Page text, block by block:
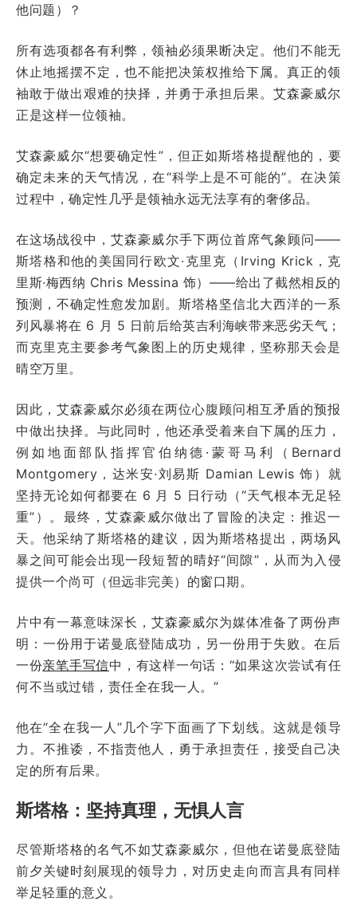
他问题）？
所有选项都各有利弊，领袖必须果断决定。他们不能无
休止地摇摆不定，也不能把决策权推给下属。真正的领
袖敢于做出艰难的抉择，并勇于承担后果。艾森豪威尔
正是这样一位领袖。
艾森豪威尔“想要确定性”，但正如斯塔格提醒他的，要
确定未来的天气情况，在“科学上是不可能的”。在决策
过程中，确定性几乎是领袖永远无法享有的奢侈品。
在这场战役中，艾森豪威尔手下两位首席气象顾问——
斯塔格和他的美国同行欧文·克里克（Irving Krick，克
里斯·梅西纳 Chris Messina 饰）——给出了截然相反的
预测，不确定性愈发加剧。斯塔格坚信北大西洋的一系
列风暴将在 6 月 5 日前后给英吉利海峡带来恶劣天气；
而克里克主要参考气象图上的历史规律，坚称那天会是
晴空万里。
因此，艾森豪威尔必须在两位心腹顾问相互矛盾的预报
中做出抉择。与此同时，他还承受着来自下属的压力，
例如地面部队指挥官伯纳德·蒙哥马利（Bernard
Montgomery，达米安·刘易斯 Damian Lewis 饰）就
坚持无论如何都要在 6 月 5 日行动（“天气根本无足轻
重”）。最终，艾森豪威尔做出了冒险的决定：推迟一
天。他采纳了斯塔格的建议，因为斯塔格提出，两场风
暴之间可能会出现一段短暂的晴好“间隙”，从而为入侵
提供一个尚可（但远非完美）的窗口期。
片中有一幕意味深长，艾森豪威尔为媒体准备了两份声
明：一份用于诺曼底登陆成功，另一份用于失败。在后
一份亲笔手写信中，有这样一句话：“如果这次尝试有任
何不当或过错，责任全在我一人。”
他在“全在我一人”几个字下面画了下划线。这就是领导
力。不推诿，不指责他人，勇于承担责任，接受自己决
定的所有后果。
斯塔格：坚持真理，无惧人言
尽管斯塔格的名气不如艾森豪威尔，但他在诺曼底登陆
前夕关键时刻展现的领导力，对历史走向而言具有同样
举足轻重的意义。